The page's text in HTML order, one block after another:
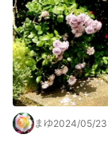
まゆ2024/05/23